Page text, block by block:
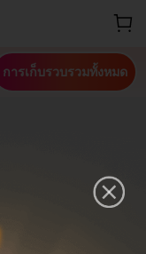
การเก็บรวบรวมทั้งหมด